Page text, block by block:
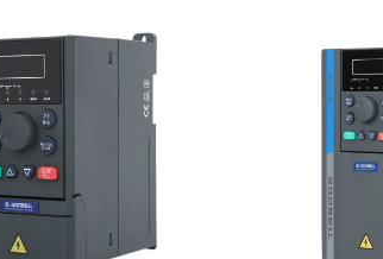
do eksploatacji. Kompleksowe
i efektywne użytkowanie napędów, co
odporno na wysoką temperaturę,